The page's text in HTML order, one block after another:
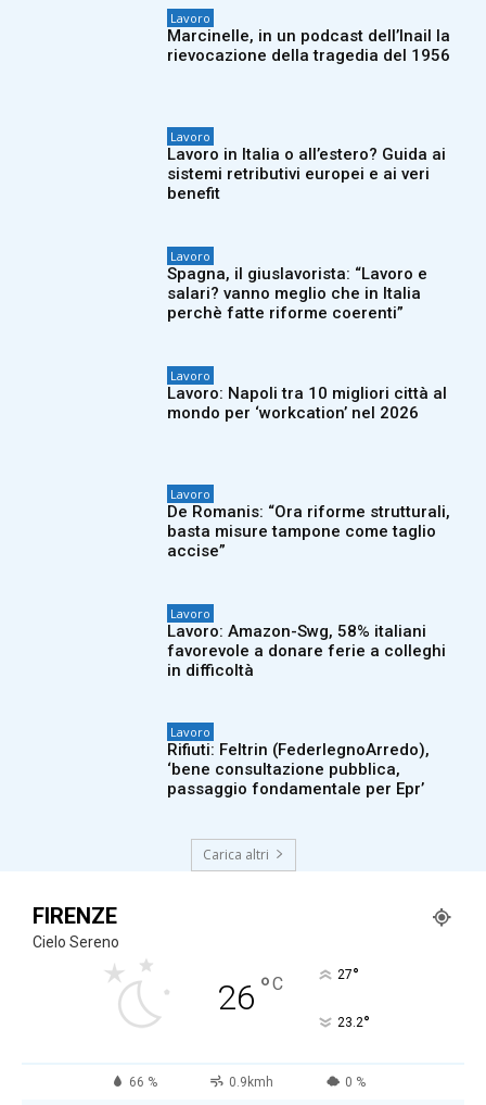
Lavoro
Marcinelle, in un podcast dell’Inail la
rievocazione della tragedia del 1956
Lavoro
Lavoro in Italia o all’estero? Guida ai
sistemi retributivi europei e ai veri
benefit
Lavoro
Spagna, il giuslavorista: “Lavoro e
salari? vanno meglio che in Italia
perchè fatte riforme coerenti”
Lavoro
Lavoro: Napoli tra 10 migliori città al
mondo per ‘workcation’ nel 2026
Lavoro
De Romanis: “Ora riforme strutturali,
basta misure tampone come taglio
accise”
Lavoro
Lavoro: Amazon-Swg, 58% italiani
favorevole a donare ferie a colleghi
in difficoltà
Lavoro
Rifiuti: Feltrin (FederlegnoArredo),
‘bene consultazione pubblica,
passaggio fondamentale per Epr’
Carica altri
FIRENZE
Cielo Sereno
26 °C 27°
23.2°
66 % 0.9kmh 0 %